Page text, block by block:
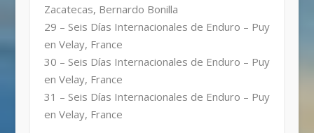
Zacatecas, Bernardo Bonilla
29 – Seis Días Internacionales de Enduro – Puy
en Velay, France
30 – Seis Días Internacionales de Enduro – Puy
en Velay, France
31 – Seis Días Internacionales de Enduro – Puy
en Velay, France